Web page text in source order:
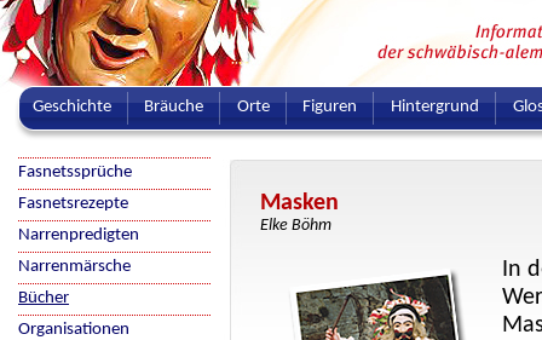
Geschichte Bräuche Orte Figuren Hintergrund
Masken
Elke Böhm
In
Fasnetssprüche
Fasnetsrezepte
Narrenpredigten
Narrenmärsche
Bücher
Organisationen